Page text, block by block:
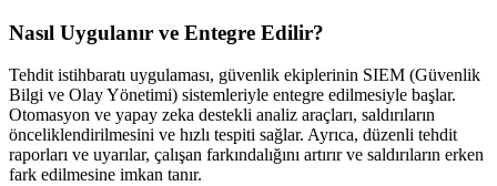
Nasıl Uygulanır ve Entegre Edilir?
Tehdit istihbaratı uygulaması, güvenlik ekiplerinin SIEM (Güvenlik
Bilgi ve Olay Yönetimi) sistemleriyle entegre edilmesiyle başlar.
Otomasyon ve yapay zeka destekli analiz araçları, saldırıların
önceliklendirilmesini ve hızlı tespiti sağlar. Ayrıca, düzenli tehdit
raporları ve uyarılar, çalışan farkındalığını artırır ve saldırıların erken
fark edilmesine imkan tanır.